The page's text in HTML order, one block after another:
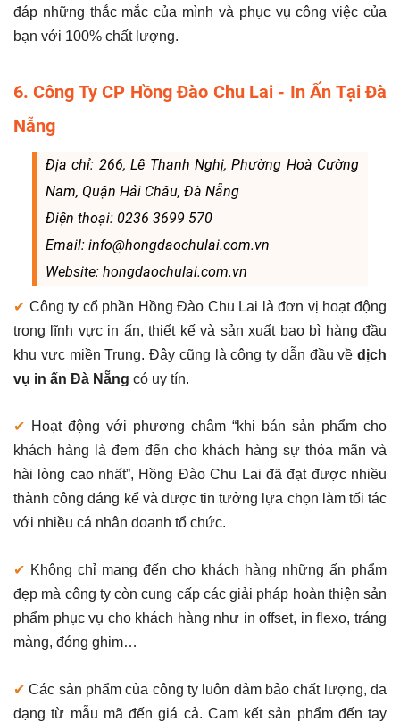
đáp những thắc mắc của mình và phục vụ công việc của
bạn với 100% chất lượng.
6. Công Ty CP Hồng Đào Chu Lai - In Ấn Tại Đà
Nẵng
Địa chỉ: 266, Lê Thanh Nghị, Phường Hoà Cường
Nam, Quận Hải Châu, Đà Nẵng
Điện thoại: 0236 3699 570
Email: info@hongdaochulai.com.vn
Website: hongdaochulai.com.vn
✔ Công ty cổ phần Hồng Đào Chu Lai là đơn vị hoạt động
trong lĩnh vực in ấn, thiết kế và sản xuất bao bì hàng đầu
khu vực miền Trung. Đây cũng là công ty dẫn đầu về dịch
vụ in ấn Đà Nẵng có uy tín.
✔ Hoạt động với phương châm “khi bán sản phẩm cho
khách hàng là đem đến cho khách hàng sự thỏa mãn và
hài lòng cao nhất”, Hồng Đào Chu Lai đã đạt được nhiều
thành công đáng kể và được tin tưởng lựa chọn làm tối tác
với nhiều cá nhân doanh tổ chức.
✔ Không chỉ mang đến cho khách hàng những ấn phẩm
đẹp mà công ty còn cung cấp các giải pháp hoàn thiện sản
phẩm phục vụ cho khách hàng như in offset, in flexo, tráng
màng, đóng ghim…
✔Các sản phẩm của công ty luôn đảm bảo chất lượng, đa
dạng từ mẫu mã đến giá cả. Cam kết sản phẩm đến tay